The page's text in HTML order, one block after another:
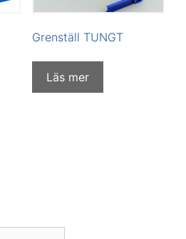
Grenställ TUNGT
Läs mer